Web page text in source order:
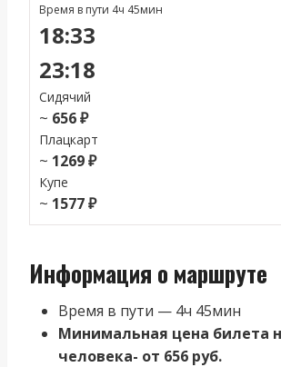
Время в пути 4ч 45мин
18:33
23:18
Сидячий
~ 656 ₽
Плацкарт
~ 1269 ₽
Купе
~ 1577 ₽
Информация о маршруте
Время в пути — 4ч 45мин
Минимальная цена билета
человека- от 656 руб.